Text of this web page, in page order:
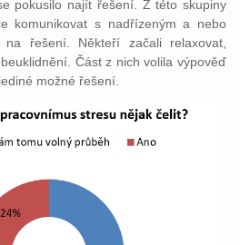
pokusilo najít řešení. Z této skupiny
komunikovat s nadřízeným a nebo
řešení. Někteří začali relaxovat,
Část z nich volila výpověď
možné řešení.